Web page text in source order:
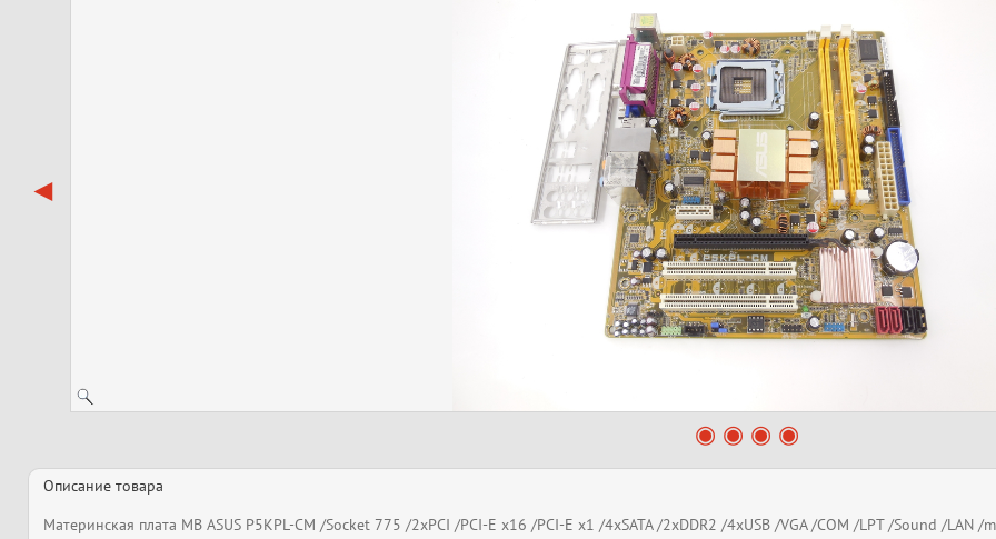
Описание товара
Материнская плата MB ASUS P5KPL-CM /Socket 775 /2xPCI /PCI-E x16 /PCI-E x1 /4xSATA /2xDDR2 /4xUSB /VGA /COM /LPT /Sound /LAN /